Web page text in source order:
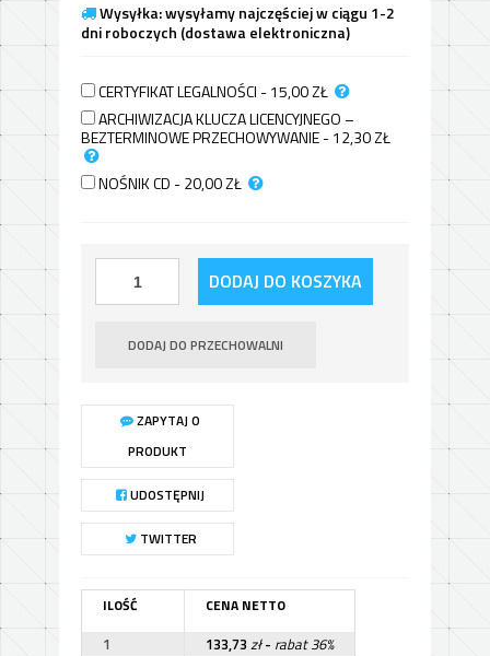
Wysyłka: wysyłamy najczęściej w ciągu 1-2
dni roboczych (dostawa elektroniczna)
CERTYFIKAT LEGALNOŚCI - 15,00ZŁ
ARCHIWIZACJA KLUCZA LICENCYJNEGO –
BEZTERMINOWE PRZECHOWYWANIE - 12,30ZŁ
NOŚNIK CD - 20,00ZŁ
DODAJ DO KOSZYKA
DODAJ DO PRZECHOWALNI
ZAPYTAJ O
PRODUKT
UDOSTĘPNIJ
TWITTER
ILOŚĆ CENA NETTO
1 133,73 zł- rabat 36%